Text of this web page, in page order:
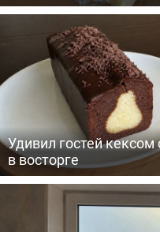
Удивил гостей
в восторге